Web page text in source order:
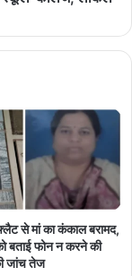
से मां का कंकाल बरामद,
बताई फोन न करने की
जांच तेज